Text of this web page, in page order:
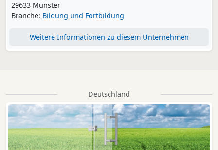
29633 Munster
Branche: Bildung und Fortbildung
Weitere Informationen zu diesem Unternehmen
Deutschland